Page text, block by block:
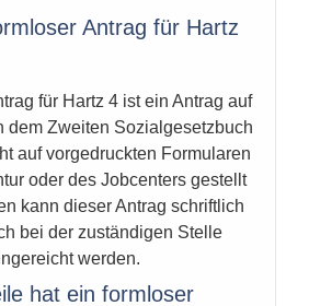
Antrag für Hartz
für Hartz 4 ist ein Antrag auf
dem Zweiten Sozialgesetzbuch
auf vorgedruckten Formularen
oder des Jobcenters gestellt
kann dieser Antrag schriftlich
bei der zuständigen Stelle
werden.
hat ein formloser